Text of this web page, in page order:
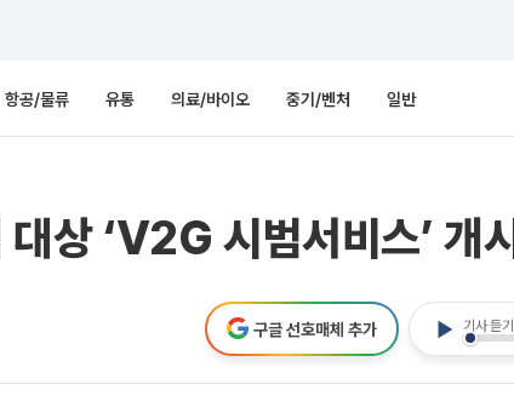
항공/물류 유통 의료/바이오 중기/벤처 일반
상 ‘V2G 시범서비스’ 개시
기사 듣기
구글 선호매체 추가